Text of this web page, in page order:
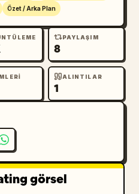
Özet / Arka Plan
PAYLAŞIM
8
ALINTILAR
1
görsel